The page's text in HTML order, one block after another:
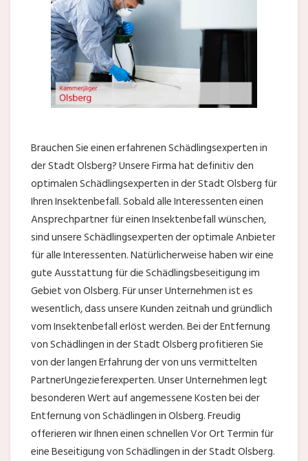
Brauchen Sie einen erfahrenen Schädlingsexperten in
der Stadt Olsberg? Unsere Firma hat definitiv den
optimalen Schädlingsexperten in der Stadt Olsberg für
Ihren Insektenbefall. Sobald alle Interessenten einen
Ansprechpartner für einen Insektenbefall wünschen,
sind unsere Schädlingsexperten der optimale Anbieter
für alle Interessenten. Natürlicherweise haben wir eine
gute Ausstattung für die Schädlingsbeseitigung im
Gebiet von Olsberg. Für unser Unternehmen ist es
wesentlich, dass unsere Kunden zeitnah und gründlich
vom Insektenbefall erlöst werden. Bei der Entfernung
von Schädlingen in der Stadt Olsberg profitieren Sie
von der langen Erfahrung der von uns vermittelten
PartnerUngezieferexperten. Unser Unternehmen legt
besonderen Wert auf angemessene Kosten bei der
Entfernung von Schädlingen in Olsberg. Freudig
offerieren wir Ihnen einen schnellen Vor Ort Termin für
eine Beseitigung von Schädlingen in der Stadt Olsberg.